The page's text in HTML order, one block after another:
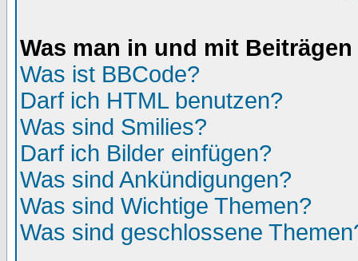
Was man in und mit
Was ist BBCode?
Darf ich HTML benutzen?
Was sind Smilies?
Darf ich Bilder einfügen?
Was sind Ankündigungen?
Was sind Wichtige Themen?
Was sind geschlossene